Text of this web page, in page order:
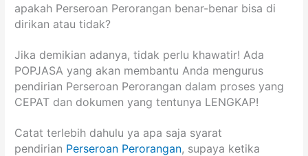
apakah Perseroan Perorangan benar-benar bisa di
dirikan atau tidak?
Jika demikian adanya, tidak perlu khawatir! Ada
POPJASA yang akan membantu Anda mengurus
pendirian Perseroan Perorangan dalam proses yang
CEPAT dan dokumen yang tentunya LENGKAP!
Catat terlebih dahulu ya apa saja syarat
pendirian Perseroan Perorangan, supaya ketika